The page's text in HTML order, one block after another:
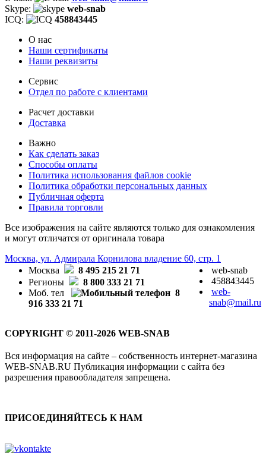
Skype:
web-snab
ICQ:
458843445
О нас
Наши сертификаты
Наши реквизиты
Сервис
Отдел по работе с клиентами
Расчет доставки
Доставка
Важно
Как сделать заказ
Способы оплаты
Политика использования файлов cookie
Политика обработки персональных данных
Публичная оферта
Правила торговли
Все изображения на сайте являются только для ознакомления
и могут отличатся от оригинала товара
Москва, ул. Адмирала Корнилова владение 60, стр. 1
Москва
8 495 215 21 71
Регионы
8 800 333 21 71
Моб. тел
8
916 333 21 71
web-snab
458843445
web-
snab@mail.ru
COPYRIGHT © 2011-2026 WEB-SNAB
Вся информация на сайте – собственность интернет-магазина
WEB-SNAB.RU Публикация информации с сайта без
разрешения правообладателя запрещена.
ПРИСОЕДИНЯЙТЕСЬ К НАМ